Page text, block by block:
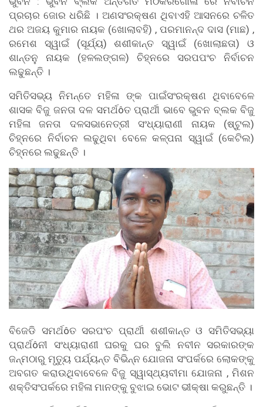
ପ୍ରଚାର ଜୋର ଧରିଛି । ଅଣସଂରକ୍ଷଣ ଥିବାଏହି ଆସନରେ ଚଳିତ
ଥର ଅଜୟ କୁମାର ନାୟକ (ଖୋଲାବହି) , ପରମାନନ୍ଦ ଦାସ (ମାଛ) ,
ରମେଶ ସ୍ୱାଇଁ (ସୂର୍ଯ୍ୟ) ଶଶୀକାନ୍ତ ସ୍ୱାଇଁ (ଖୋଲାଛତା) ଓ
ଶାନ୍ତନୁ ନାୟକ (ହଳଲଙ୍ଗଳ) ଚିହ୍ନରେ ସରପପଂଚ ନିର୍ବାଚନ
ଲଢୁଛନ୍ତି ।
ସମିତିସଭ୍ୟ ନିମନ୍ତେ ମହିଳା ଙ୍କ ପାଇଁସଂରକ୍ଷଣ ଥିବାବେଳେ
ଶାସକ ବିଜୁ ଜନତା ଦଳ ସମର୍ଥôତ ପ୍ରାର୍ଥୀ ଭାବେ ଭୁବନ ବ୍ଲକ ବିଜୁ
ମହିଳା ଜନତା ଦଳସଭାନେତ୍ରୀ ସଂଧ୍ୟାରାଣୀ ନାୟକ (ଷ୍ଟୁଲ)
ଚିହ୍ନରେ ନିର୍ବାଚନ ଲଢୁଥିବା ବେଳେ କଳ୍ପନା ସ୍ୱାଇଁ (କେଟିଲ)
ଚିହ୍ନରେ ଲଢୁଛନ୍ତି ।
ବିଜେଡି ସମର୍ଥôତ ସରପଂଚ ପ୍ରାର୍ଥୀ ଶଶୀକାନ୍ତ ଓ ସମିତିସଭ୍ୟା
ପ୍ରାର୍ଥôନୀ ସଂଧ୍ୟାରାଣୀ ଘରକୁ ଘର ବୁଲି ନବୀନ ସରକାରଙ୍କ
ଜନ୍ମଠାରୁ ମୃତ୍ୟୁ ପର୍ଯ୍ୟନ୍ତ ବିଭିନ୍ନ ଯୋଜନା ସଂପର୍କରେ ଲୋକଙ୍କୁ
ଅବଗତ କରାଉଥିବାବେଳେ ବିଜୁ ସ୍ୱାସ୍ଥ୍ୟବୀମା ଯୋଜନା , ମିଶନ
ଶକ୍ତିସଂପର୍କରେ ମହିଳା ମାନଙ୍କୁ ବୁଝାଇ ଭୋଟ ଭୀକ୍ଷା କରୁଛନ୍ତି ।